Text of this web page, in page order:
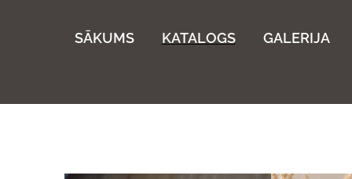
SĀKUMS KATALOGS GALERIJA